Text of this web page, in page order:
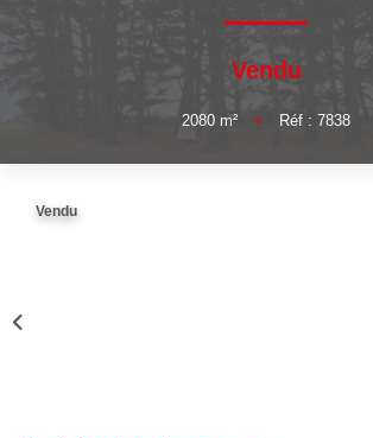
NOS AGENCES
Vendu
2080 m² • Réf : 7838
Vendu